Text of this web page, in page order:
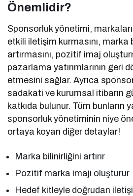
Önemlidir?
Sponsorluk yönetimi,
etkili iletişim kurmasını, marka
artırmasını, pozitif imaj
pazarlama yatırımlarının geri
etmesini sağlar. Ayrıca
sadakati ve kurumsal itibarın
katkıda bulunur. Tüm bunların
sponsorluk yönetiminin niye
ortaya koyan diğer detaylar!
Marka bilinirliğini artırır
Pozitif marka imajı oluşturur
Hedef kitleyle doğrudan